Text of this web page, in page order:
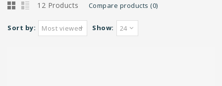
12 Products Compare products (0)
Sort by: Most viewed Show: 24